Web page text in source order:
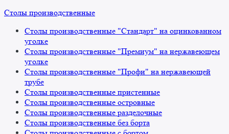
Столы производственные
Столы производственные "Стандарт" на оцинкованном
уголке
Столы производственные "Премиум" на нержавеющем
уголке
Столы производственные "Профи" на нержавеющей
трубе
Столы производственные пристенные
Столы производственные островные
Столы производственные разделочные
Столы производственные без борта